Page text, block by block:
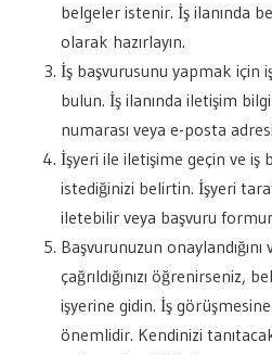
belgeler istenir. İş ilanında
olarak hazırlayın.
İş başvurusunu yapmak için
bulun. İş ilanında iletişim
numarası veya e-posta
İşyeri ile iletişime geçin ve iş
istediğinizi belirtin. İşyeri
iletebilir veya başvuru
Başvurunuzun
çağrıldığınızı öğrenirseniz,
işyerine gidin. İş
önemlidir. Kendinizi